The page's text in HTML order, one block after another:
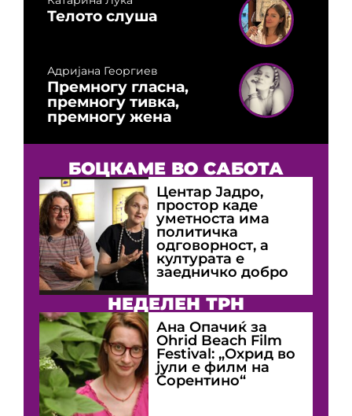
Телото слуша
Адријана Георгиев
Премногу гласна,
премногу тивка,
премногу жена
БОЦКАМЕ ВО САБОТА
Центар Јадро,
простор каде
уметноста има
политичка
одговорност, а
културата е
заедничко добро
НЕДЕЛЕН ТРН
Ана Опачиќ за
Оhrid Beach Film
Festival: „Охрид во
јули е филм на
Сорентино“